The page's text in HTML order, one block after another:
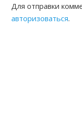
Для отправки
авторизоваться.